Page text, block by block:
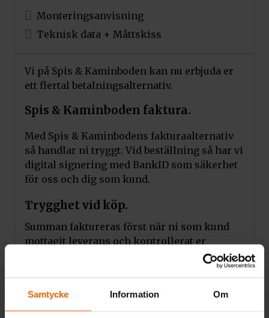
Samtycke Information Om
Monteringsanvisning
Teknisk data + Måttskiss
Vi på Spis & Kaminboden kan nu erbjuda er
ett flertal betalningsalternativ.
Spis & Kaminboden faktura.
Med Spis & Kaminbodens fakturaalternativ
så handlar ni tryggt. Vid beställning så har vi
digital signering med BankID som säkerhet
för oss och dig som kund.
Trygghet vid köp.
Summan faktureras först när ni som kund
mottagit leverans och kontrollerat er
Ni kan också välja betalning med